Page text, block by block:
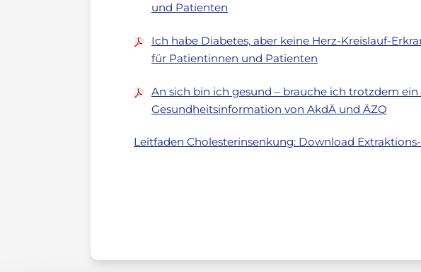
und Patienten
Ich habe Diabetes, aber keine Herz-Kreislauf-
für Patientinnen und Patienten
An sich bin ich gesund – brauche ich trotzdem
Gesundheitsinformation von AkdÄ und ÄZQ
Leitfaden Cholesterinsenkung: Download